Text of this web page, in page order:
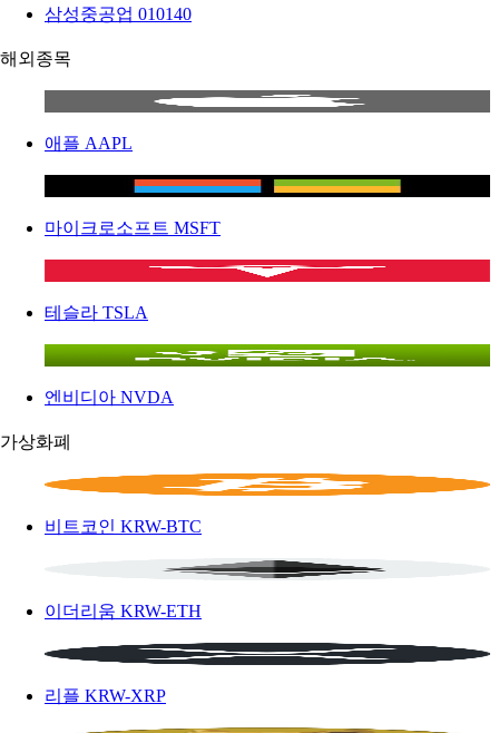
삼성중공업 010140
해외종목
애플 AAPL
마이크로소프트 MSFT
테슬라 TSLA
엔비디아 NVDA
가상화폐
비트코인 KRW-BTC
이더리움 KRW-ETH
리플 KRW-XRP